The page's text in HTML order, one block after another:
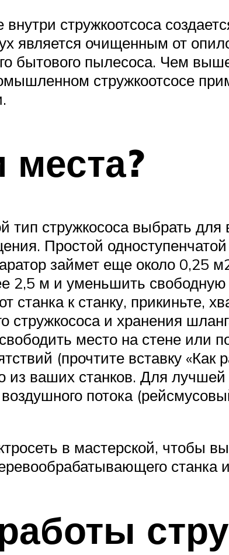
стружкоотсоса
является очищенным от
бытового пылесоса. Чем
стружкоотсосе
места?
тип стружкососа выбрать
Простой
займет еще около 0,25
2,5 м и уменьшить
станка к станку, прикиньте,
стружкососа и хранения
место на стене или
(прочтите вставку
из ваших станков. Для
потока
в мастерской, чтобы
станка